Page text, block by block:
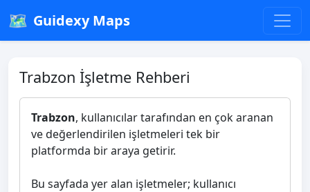
🗺️ Guidexy Maps
Trabzon İşletme Rehberi
Trabzon, kullanıcılar tarafından en çok aranan
ve değerlendirilen işletmeleri tek bir
platformda bir araya getirir.
Bu sayfada yer alan işletmeler; kullanıcı